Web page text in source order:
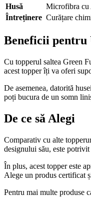
Husă
Microfibra cu
Întreținere Curățare
Beneficii
Cu topperul saltea Green
acest topper îți va oferi
De asemenea, datorită
poți bucura de un somn
De ce să Alegi
Comparativ cu alte
designului său, este
În plus, acest topper este
Alege un produs certificat
Pentru mai multe produse